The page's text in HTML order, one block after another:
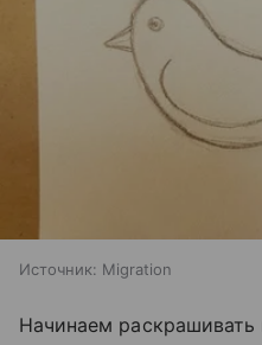
Источник: Migration
Начинаем раскрашивать